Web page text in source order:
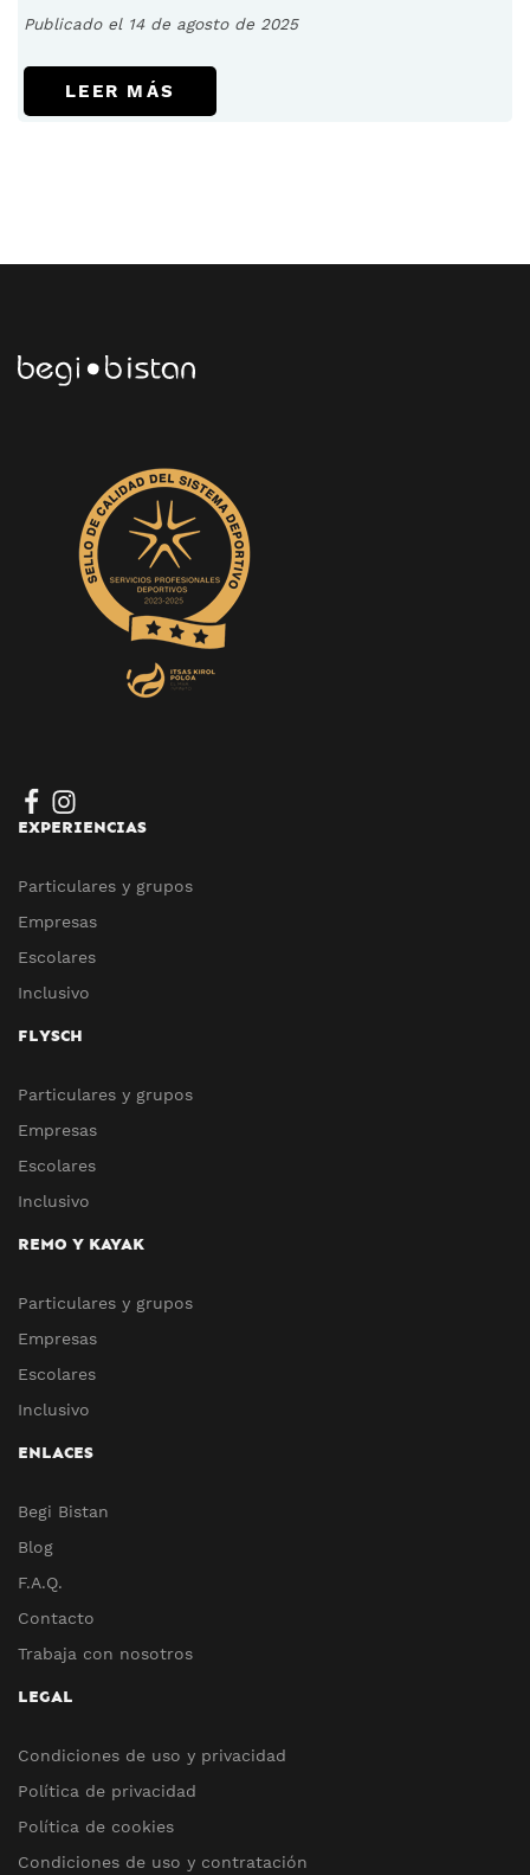
Publicado el 14 de agosto de 2025
LEER MÁS
EXPERIENCIAS
Particulares y grupos
Empresas
Escolares
Inclusivo
FLYSCH
Particulares y grupos
Empresas
Escolares
Inclusivo
REMO Y KAYAK
Particulares y grupos
Empresas
Escolares
Inclusivo
ENLACES
Begi Bistan
Blog
F.A.Q.
Contacto
Trabaja con nosotros
LEGAL
Condiciones de uso y privacidad
Política de privacidad
Política de cookies
Condiciones de uso y contratación